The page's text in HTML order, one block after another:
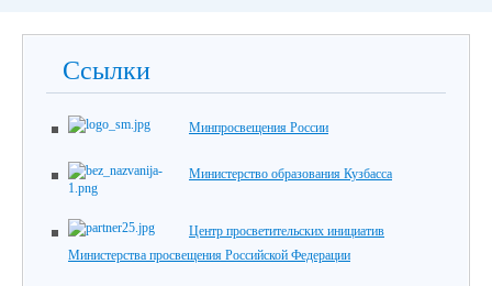
Ссылки
Минпросвещения России
Министерство образования Кузбасса
Центр просветительских инициатив
Министерства просвещения Российской Федерации